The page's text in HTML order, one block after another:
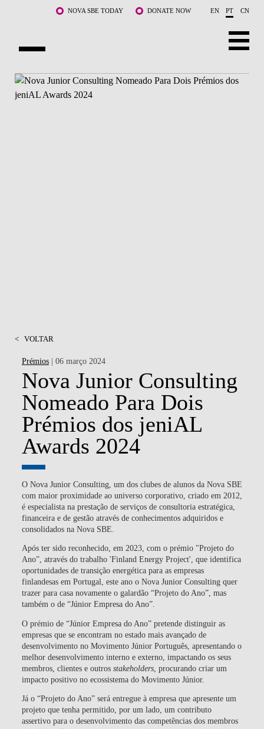
Saltar para o conteúdo principalNOVA SBE TODAY DONATE NOW EN PT CN
SOBRE NÓS
< VOLTAR
Prémios| 06 março 2024
Nova Junior Consulting
Nomeado Para Dois
Prémios dos jeniAL
Awards 2024
O Nova Junior Consulting, um dos clubes de alunos da Nova SBE
com maior proximidade ao universo corporativo, criado em 2012,
é especialista na prestação de serviços de consultoria estratégica,
financeira e de gestão através de conhecimentos adquiridos e
consolidados na Nova SBE
Após ter sido reconhecido, em 2023, com oprémio "Projeto do
Ano”, através do trabalho 'Finland Energy Project', que identifica
oportunidades de transição energéticapara as empresas
finlandesas em Portugal, este ano o Nova Junior Consulting quer
trazer para casa novamente o galardão “Projeto do Ano”, mas
também o de “Júnior Empresa do Ano”.
O prémio de“Júnior Empresa do Ano” pretende distinguir as
empresas que se encontram no estado mais avançado de
desenvolvimentono Movimento Júnior Português, apresentando o
melhor desenvolvimento interno e externo, impactando os seus
membros, clientes e outros stakeholders, procurando criar um
impacto positivo no ecossistema do Movimento Júnior.
Já o “Projeto do Ano” será entregue à empresa que apresente um
projeto que tenha permitido, por um lado, um contributo
assertivo para o desenvolvimento das competências dos membros